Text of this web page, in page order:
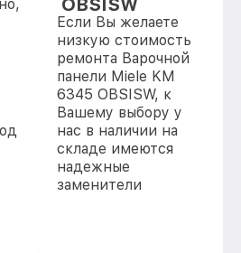
OBSISW
Если Вы желаете
низкую стоимость
ремонта Варочной
панели Miele KM
6345 OBSISW, к
Вашему выбору у
нас в наличии на
складе имеются
надежные
заменители